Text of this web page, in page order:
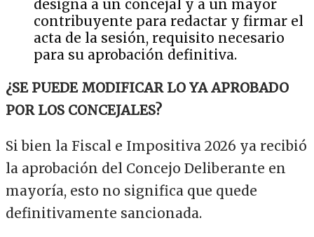
designa a un concejal y a un mayor
contribuyente para redactar y firmar el
acta de la sesión, requisito necesario
para su aprobación definitiva.
¿SE PUEDE MODIFICAR LO YA APROBADO
POR LOS CONCEJALES?
Si bien la Fiscal e Impositiva 2026 ya recibió
la aprobación del Concejo Deliberante en
mayoría, esto no significa que quede
definitivamente sancionada.